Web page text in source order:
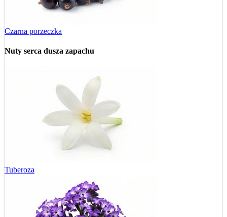
Czarna porzeczka
Nuty serca dusza zapachu
Tuberoza